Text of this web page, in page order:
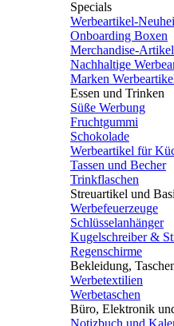
Specials
Werbeartikel-
Onboarding Boxen
Merchandise-Artikel
Nachhaltige
Marken
Essen und Trinken
Süße Werbung
Fruchtgummi
Schokolade
Werbeartikel für
Tassen und Becher
Trinkflaschen
Streuartikel und
Werbefeuerzeuge
Schlüsselanhänger
Kugelschreiber &
Regenschirme
Bekleidung,
Werbetextilien
Werbetaschen
Büro, Elektronik
Notizbuch und